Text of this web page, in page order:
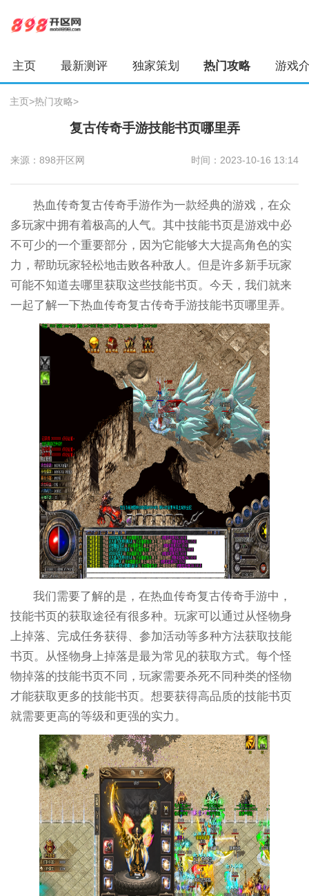
主页 最新测评 独家策划 热门攻略 游戏
主页>热门攻略>
复古传奇手游技能书页哪里弄
来源：898开区网 时间：2023-10-16 13:14
热血传奇复古传奇手游作为一款经典的游戏，在众
多玩家中拥有着极高的人气。其中技能书页是游戏中必
不可少的一个重要部分，因为它能够大大提高角色的实
力，帮助玩家轻松地击败各种敌人。但是许多新手玩家
可能不知道去哪里获取这些技能书页。今天，我们就来
一起了解一下热血传奇复古传奇手游技能书页哪里弄。
我们需要了解的是，在热血传奇复古传奇手游中，
技能书页的获取途径有很多种。玩家可以通过从怪物身
上掉落、完成任务获得、参加活动等多种方法获取技能
书页。从怪物身上掉落是最为常见的获取方式。每个怪
物掉落的技能书页不同，玩家需要杀死不同种类的怪物
才能获取更多的技能书页。想要获得高品质的技能书页
就需要更高的等级和更强的实力。